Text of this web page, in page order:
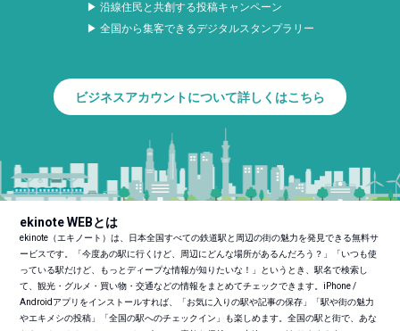
▶ 沿線住民と共創する投稿キャンペーン
▶ 全国から集客できるデジタルスタンプラリー
ビジネスアカウントについて詳しくはこちら
ekinote WEBとは
ekinote（エキノート）は、日本全国すべての鉄道駅と周辺の街の魅力を発見できる無料サ
ービスです。「今度あの駅に行くけど、周辺にどんな場所があるんだろう？」「いつも使
っている駅だけど、もっとディープな情報が知りたいな！」というとき、駅名で検索し
て、観光・グルメ・買い物・交通などの情報をまとめてチェックできます。iPhone /
Androidアプリをインストールすれば、「お気に入りの駅や記事の保存」「駅や街の魅力
やエキメシの投稿」「全国の駅へのチェックイン」も楽しめます。全国の駅と街で、あな